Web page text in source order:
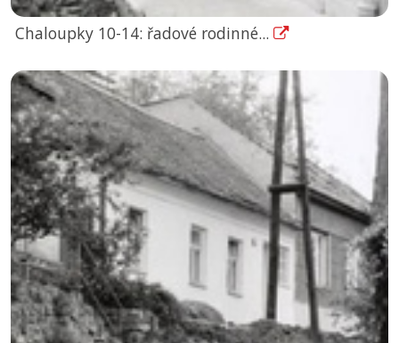
Chaloupky 10-14: řadové rodinné...